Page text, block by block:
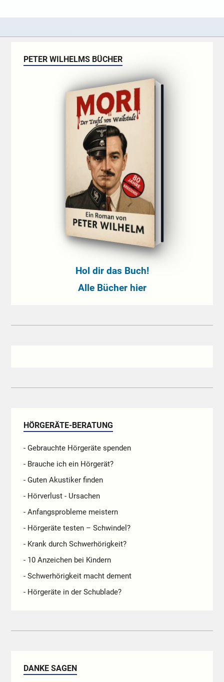
PETER WILHELMS BÜCHER
Hol dir das Buch!
Alle Bücher hier
HÖRGERÄTE-BERATUNG
- Gebrauchte Hörgeräte spenden
- Brauche ich ein Hörgerät?
- Guten Akustiker finden
- Hörverlust - Ursachen
- Anfangsprobleme meistern
- Hörgeräte testen – Schwindel?
- Krank durch Schwerhörigkeit?
- 10 Anzeichen bei Kindern
- Schwerhörigkeit macht dement
- Hörgeräte in der Schublade?
DANKE SAGEN